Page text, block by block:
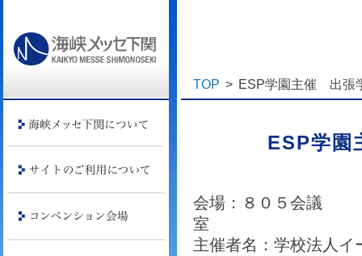
TOP > ESP学園主催 出張
ESP学
会場：８０５会議
主催者名：学校法人イ